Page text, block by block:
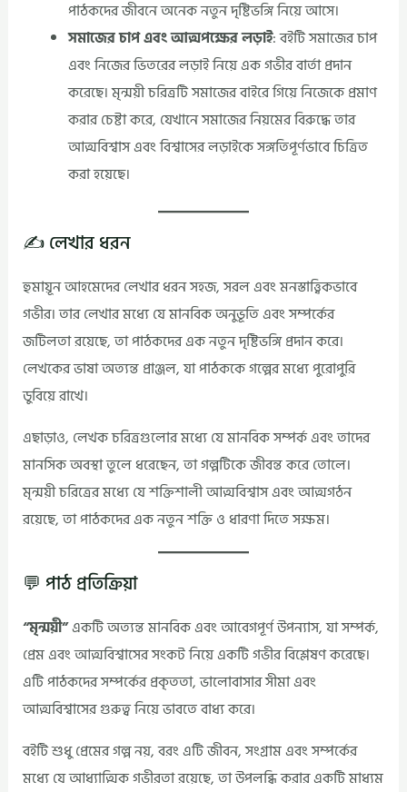
পাঠকদের জীবনে অনেক নতুন দৃষ্টিভঙ্গি নিয়ে আসে।
সমাজের চাপ এবং আত্মপক্ষের লড়াই: বইটি সমাজের চাপ
এবং নিজের ভিতরের লড়াই নিয়ে এক গভীর বার্তা প্রদান
করেছে। মৃন্ময়ী চরিত্রটি সমাজের বাইরে গিয়ে নিজেকে প্রমাণ
করার চেষ্টা করে, যেখানে সমাজের নিয়মের বিরুদ্ধে তার
আত্মবিশ্বাস এবং বিশ্বাসের লড়াইকে সঙ্গতিপূর্ণভাবে চিত্রিত
করা হয়েছে।
✍️ লেখার ধরন
হুমায়ূন আহমেদের লেখার ধরন সহজ, সরল এবং মনস্তাত্ত্বিকভাবে
গভীর। তার লেখার মধ্যে যে মানবিক অনুভূতি এবং সম্পর্কের
জটিলতা রয়েছে, তা পাঠকদের এক নতুন দৃষ্টিভঙ্গি প্রদান করে।
লেখকের ভাষা অত্যন্ত প্রাঞ্জল, যা পাঠককে গল্পের মধ্যে পুরোপুরি
ডুবিয়ে রাখে।
এছাড়াও, লেখক চরিত্রগুলোর মধ্যে যে মানবিক সম্পর্ক এবং তাদের
মানসিক অবস্থা তুলে ধরেছেন, তা গল্পটিকে জীবন্ত করে তোলে।
মৃন্ময়ী চরিত্রের মধ্যে যে শক্তিশালী আত্মবিশ্বাস এবং আত্মগঠন
রয়েছে, তা পাঠকদের এক নতুন শক্তি ও ধারণা দিতে সক্ষম।
💬 পাঠ প্রতিক্রিয়া
“মৃন্ময়ী”একটি অত্যন্ত মানবিক এবং আবেগপূর্ণ উপন্যাস, যা সম্পর্ক,
প্রেম এবং আত্মবিশ্বাসের সংকট নিয়ে একটি গভীর বিশ্লেষণ করেছে।
এটি পাঠকদের সম্পর্কের প্রকৃততা, ভালোবাসার সীমা এবং
আত্মবিশ্বাসের গুরুত্ব নিয়ে ভাবতে বাধ্য করে।
বইটি শুধু প্রেমের গল্প নয়, বরং এটি জীবন, সংগ্রাম এবং সম্পর্কের
মধ্যে যে আধ্যাত্মিক গভীরতা রয়েছে, তা উপলব্ধি করার একটি মাধ্যম